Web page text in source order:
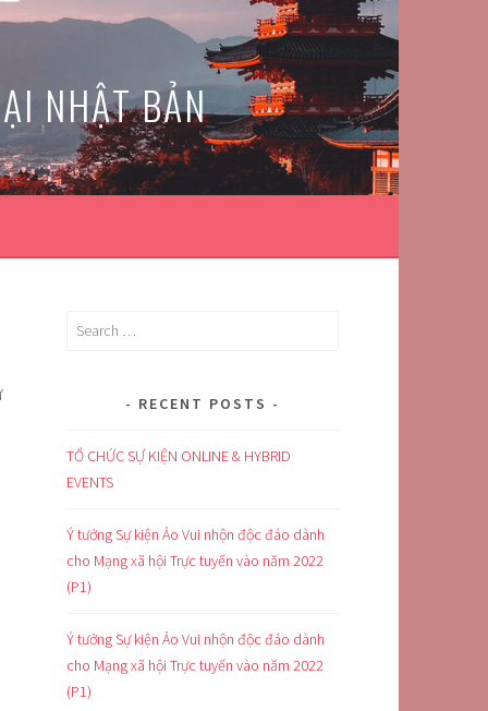
NHẬT BẢN
Search
RECENT POSTS
TỔ CHỨC SỰ KIỆN ONLINE & HYBRID
EVENTS
Ý tưởng Sự kiện Ảo Vui nhộn độc đáo dành
cho Mạng xã hội Trực tuyến vào năm 2022
(P1)
Ý tưởng Sự kiện Ảo Vui nhộn độc đáo dành
cho Mạng xã hội Trực tuyến vào năm 2022
(P1)